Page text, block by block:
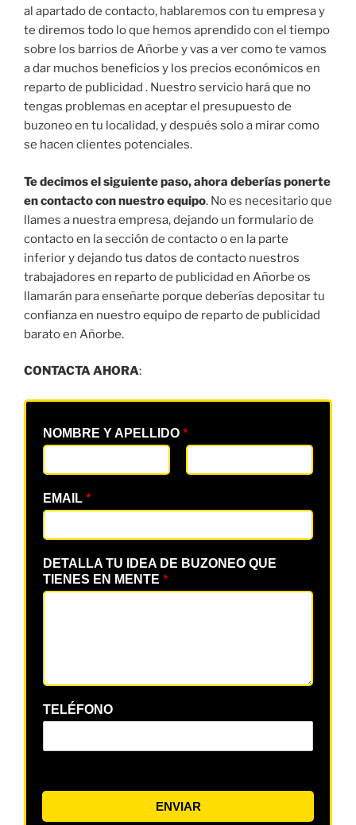
al apartado de contacto, hablaremos con tu empresa y
te diremos todo lo que hemos aprendido con el tiempo
sobre los barrios de Añorbe y vas a ver como te vamos
a dar muchos beneficios y los precios económicos en
reparto de publicidad . Nuestro servicio hará que no
tengas problemas en aceptar el presupuesto de
buzoneo en tu localidad, y después solo a mirar como
se hacen clientes potenciales.
Te decimos el siguiente paso, ahora deberías ponerte
en contacto con nuestro equipo. No es necesitario que
llames a nuestra empresa, dejando un formulario de
contacto en la sección de contacto o en la parte
inferior y dejando tus datos de contacto nuestros
trabajadores en reparto de publicidad en Añorbe os
llamarán para enseñarte porque deberías depositar tu
confianza en nuestro equipo de reparto de publicidad
barato en Añorbe.
CONTACTA AHORA:
NOMBRE Y APELLIDO *
EMAIL *
DETALLA TU IDEA DE BUZONEO QUE
TIENES EN MENTE *
TELÉFONO
ENVIAR